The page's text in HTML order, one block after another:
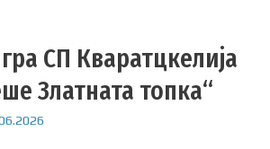
СП Кваратцкелија
Златната топка“